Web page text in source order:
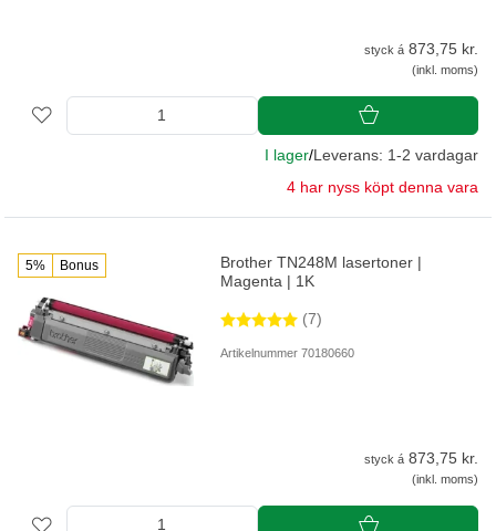
styck á 873,75 kr.
(inkl. moms)
I lager/Leverans: 1-2 vardagar
4 har nyss köpt denna vara
5% Bonus
Brother TN248M lasertoner |
Magenta | 1K
(7)
Artikelnummer 70180660
styck á 873,75 kr.
(inkl. moms)